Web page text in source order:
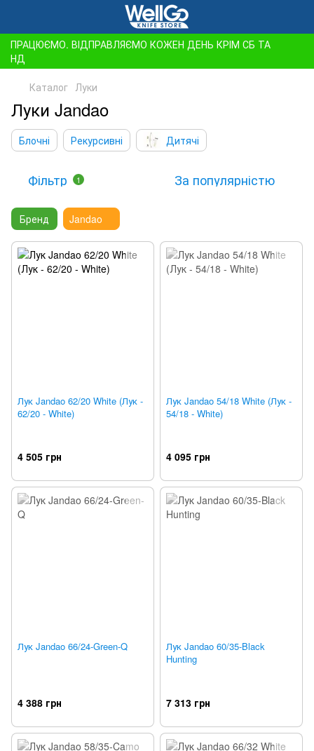
ПРАЦЮЄМО. ВІДПРАВЛЯЄМО КОЖЕН ДЕНЬ КРІМ СБ ТА
НД
Каталог Луки
Луки Jandao
Блочні Рекурсивні Дитячі
Фільтр 1 За популярністю
Бренд Jandao
Лук Jandao 62/20 White (Лук -
62/20 - White)
4 505 грн
Лук Jandao 54/18 White (Лук -
54/18 - White)
4 095 грн
Лук Jandao 66/24-Green-Q
4 388 грн
Лук Jandao 60/35-Black
Hunting
7 313 грн